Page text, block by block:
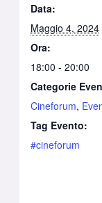
Data:
Maggio 4, 2024
Ora:
18:00 - 20:00
Categorie
Cineforum,
Tag Evento:
#cineforum